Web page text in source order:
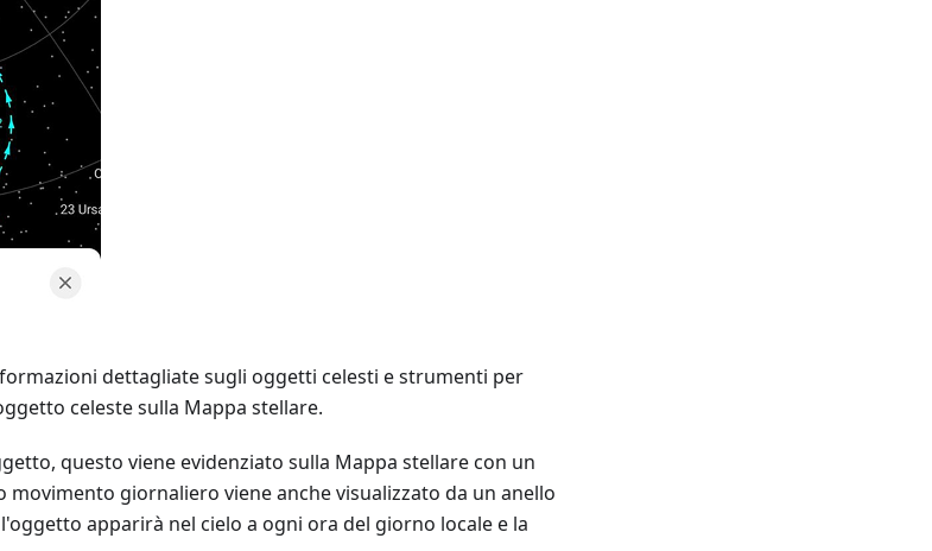
dettagliate sugli oggetti celesti e strumenti per
celeste sulla Mappa stellare.
questo viene evidenziato sulla Mappa stellare con un
movimento giornaliero viene anche visualizzato da un anello
apparirà nel cielo a ogni ora del giorno locale e la